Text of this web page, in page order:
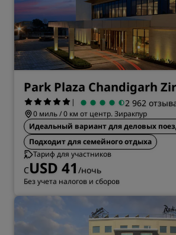
Park Plaza Chandigarh
| 2 962
0 миль / 0 км от центр. Зиракпур
Идеальный вариант для деловых
Подходит для семейного отдыха
Тариф для участников
СUSD 41 /ночь
Без учета налогов и сборов